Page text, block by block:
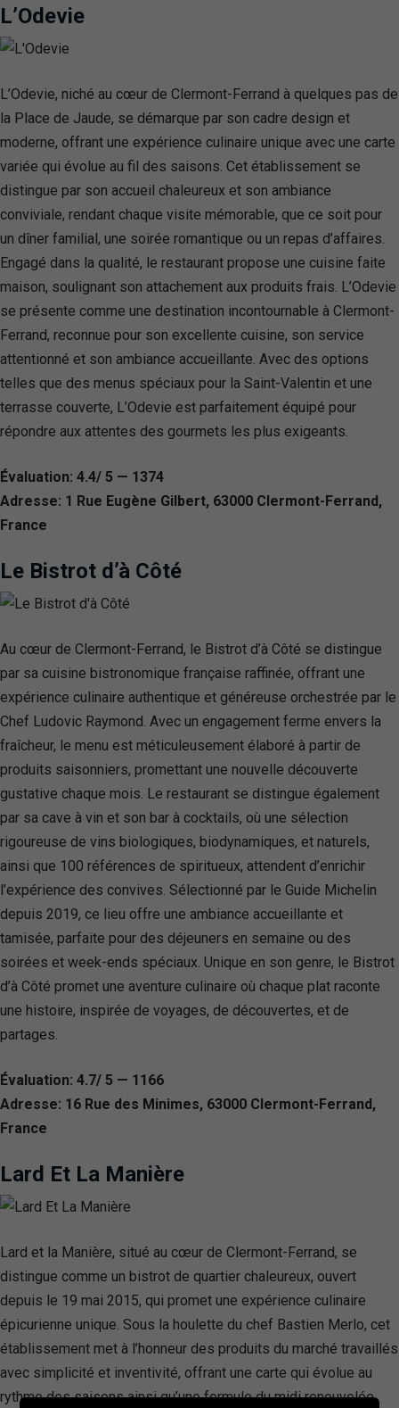
L’Odevie
L’Odevie, niché au cœur de Clermont-Ferrand à quelques pas de
la Place de Jaude, se démarque par son cadre design et
moderne, offrant une expérience culinaire unique avec une carte
variée qui évolue au fil des saisons. Cet établissement se
distingue par son accueil chaleureux et son ambiance
conviviale, rendant chaque visite mémorable, que ce soit pour
un dîner familial, une soirée romantique ou un repas d’affaires.
Engagé dans la qualité, le restaurant propose une cuisine faite
maison, soulignant son attachement aux produits frais. L’Odevie
se présente comme une destination incontournable à Clermont-
Ferrand, reconnue pour son excellente cuisine, son service
attentionné et son ambiance accueillante. Avec des options
telles que des menus spéciaux pour la Saint-Valentin et une
terrasse couverte, L’Odevie est parfaitement équipé pour
répondre aux attentes des gourmets les plus exigeants.
Évaluation: 4.4/ 5 — 1374
Adresse: 1 Rue Eugène Gilbert, 63000 Clermont-Ferrand,
France
Le Bistrot d’à Côté
Au cœur de Clermont-Ferrand, le Bistrot d’à Côté se distingue
par sa cuisine bistronomique française raffinée, offrant une
expérience culinaire authentique et généreuse orchestrée par le
Chef Ludovic Raymond. Avec un engagement ferme envers la
fraîcheur, le menu est méticuleusement élaboré à partir de
produits saisonniers, promettant une nouvelle découverte
gustative chaque mois. Le restaurant se distingue également
par sa cave à vin et son bar à cocktails, où une sélection
rigoureuse de vins biologiques, biodynamiques, et naturels,
ainsi que 100 références de spiritueux, attendent d’enrichir
l’expérience des convives. Sélectionné par le Guide Michelin
depuis 2019, ce lieu offre une ambiance accueillante et
tamisée, parfaite pour des déjeuners en semaine ou des
soirées et week-ends spéciaux. Unique en son genre, le Bistrot
d’à Côté promet une aventure culinaire où chaque plat raconte
une histoire, inspirée de voyages, de découvertes, et de
partages.
Évaluation: 4.7/ 5 — 1166
Adresse: 16 Rue des Minimes, 63000 Clermont-Ferrand,
France
Lard Et La Manière
Lard et la Manière, situé au cœur de Clermont-Ferrand, se
distingue comme un bistrot de quartier chaleureux, ouvert
depuis le 19 mai 2015, qui promet une expérience culinaire
épicurienne unique. Sous la houlette du chef Bastien Merlo, cet
établissement met à l’honneur des produits du marché travaillés
avec simplicité et inventivité, offrant une carte qui évolue au
rythme des saisons ainsi qu’une formule du midi renouvelée